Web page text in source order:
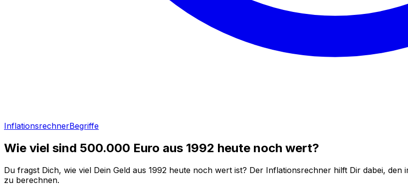
InflationsrechnerBegriffe
Wie viel sind 500.000 Euro aus 1992 heute noch wert?
Du fragst Dich, wie viel Dein Geld aus 1992 heute noch wert ist? Der Inflationsrechner hilft Dir dabei, den
zu berechnen.